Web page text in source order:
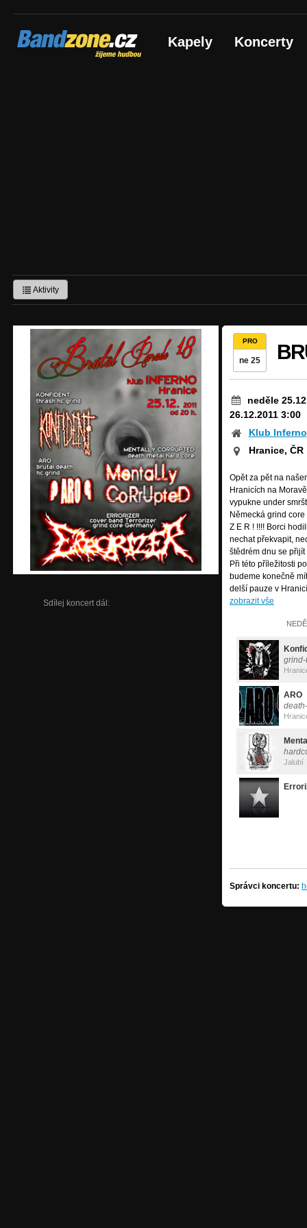
Bandzone.cz
žijeme hudbou Kapely Koncerty
Aktivity
Sdílej koncert dál:
PRO
ne 25
neděle
26.12.2011 3:00
Klub Inferno
Hranice, ČR
Opět za pět na
Hranicích na
vypukne under
Německá grind
Z E R ! !!!! Borci
nechat překvapit,
štědrém dnu se
Při této příležitosti
budeme konečně
delší pauze v
zobrazit vše
ARO
Jalubí
Správci koncertu: